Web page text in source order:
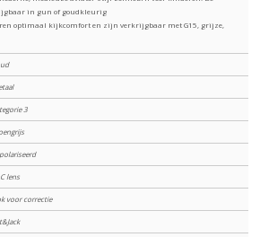
in gun of goudkleurig
optimaal kijkcomfort en zijn verkrijgbaar met G15, grijze,
3
lens
voor correctie